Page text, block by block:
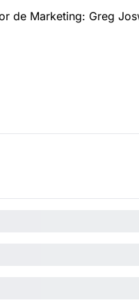
de Marketing: Greg